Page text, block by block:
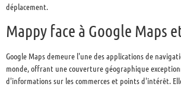
déplacement.
Mappy face à Google Maps
Google Maps demeure l'une des applications de
monde, offrant une couverture géographique
d'informations sur les commerces et points d'intérêt.